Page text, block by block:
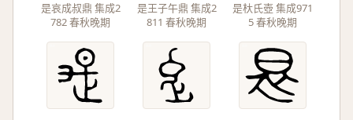
是哀成叔鼎 集成2
782 春秋晚期
是王子午鼎 集成2
811 春秋晚期
是杕氏壺 集成971
5 春秋晚期